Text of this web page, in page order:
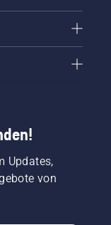
Updates,
von